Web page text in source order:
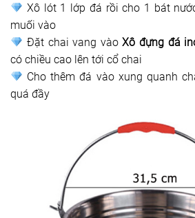
Xô lót 1 lớp đá rồi cho 1 bát
muối vào
Đặt chai vang vàoXô đựng đá
có chiều cao lên tới cổ chai
Cho thêm đá vào xung quanh
quá đầy